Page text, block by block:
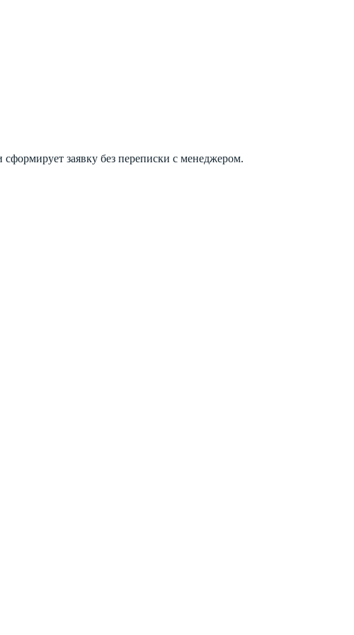
заявку без переписки с менеджером.